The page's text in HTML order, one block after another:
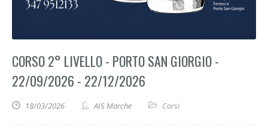
CORSO 2° LIVELLO - PORTO SAN GIORGIO -
22/09/2026 - 22/12/2026
18/03/2026 AIS Marche Corsi